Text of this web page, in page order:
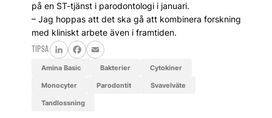
på en ST-tjänst i parodontologi i januari.
– Jag hoppas att det ska gå att kombinera forskning
med kliniskt arbete även i framtiden.
TIPSA
LinkedInFacebook
Email
Amina Basic bakterier cytokiner
monocyter parodontit svavelväte
tandlossning